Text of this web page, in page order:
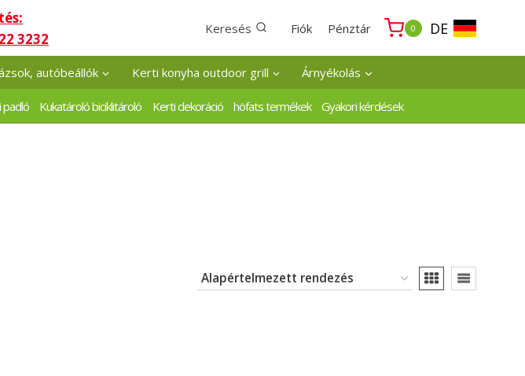
3232
Keresés Fiók Pénztár 0 DE
autóbeállók Kerti konyha outdoor grill Árnyékolás
padló Kukatároló biciklitároló Kerti dekoráció höfats termékek Gyakori kérdések